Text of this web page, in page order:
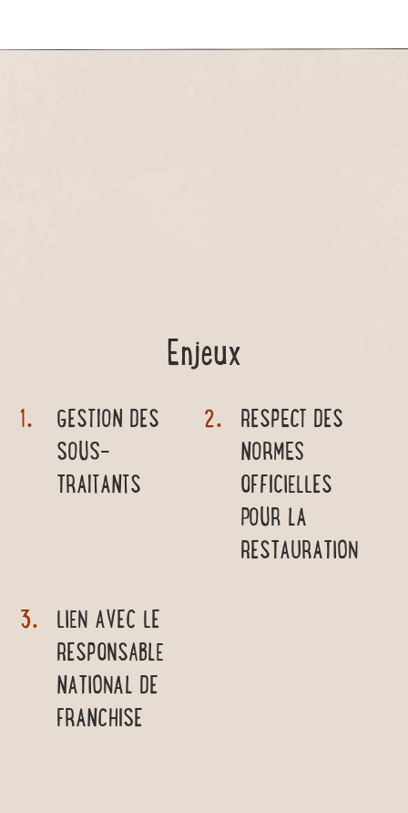
Enjeux
GESTION DES
SOUS-
TRAITANTS
RESPECT DES
NORMES
OFFICIELLES
POUR LA
RESTAURATION
LIEN AVEC LE
RESPONSABLE
NATIONAL DE
FRANCHISE